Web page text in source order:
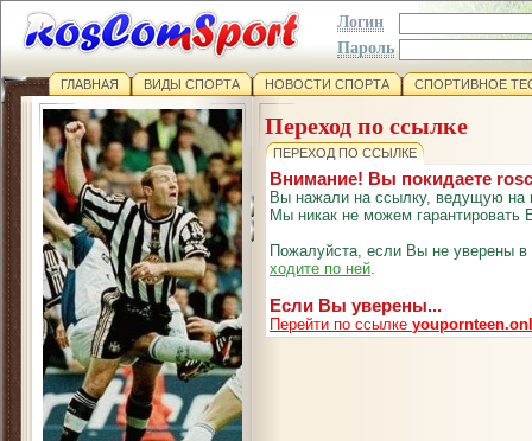
Логин
Пароль
ГЛАВНАЯ ВИДЫ СПОРТА НОВОСТИ СПОРТА СПОРТИВНОЕ
Переход по ссылке
ПЕРЕХОД ПО ССЫЛКЕ
Внимание! Вы покидаете
Вы нажали на ссылку, ведущую на
Мы никак не можем гарантировать
Пожалуйста, если Вы не уверены
ходите по ней.
Если Вы уверены...
Перейти по ссылке